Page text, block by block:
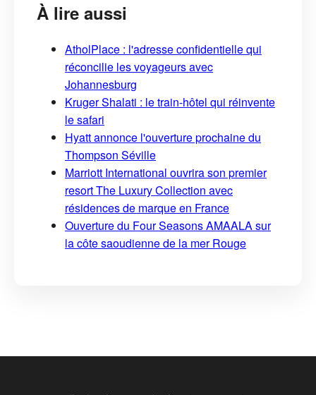
À lire aussi
AtholPlace : l'adresse confidentielle qui
réconcilie les voyageurs avec
Johannesburg
Kruger Shalati : le train-hôtel qui réinvente
le safari
Hyatt annonce l'ouverture prochaine du
Thompson Séville
Marriott International ouvrira son premier
resort The Luxury Collection avec
résidences de marque en France
Ouverture du Four Seasons AMAALA sur
la côte saoudienne de la mer Rouge